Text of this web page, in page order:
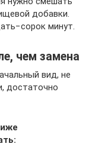
добавки.
минут.
чем замена
вид, не
достаточно